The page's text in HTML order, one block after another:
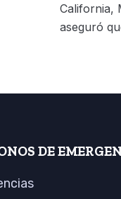
California,
aseguró
DE